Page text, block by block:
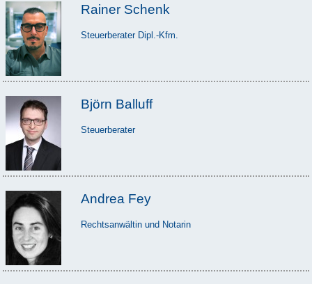
Rainer Schenk
Steuerberater Dipl.-Kfm.
Björn Balluff
Steuerberater
Andrea Fey
Rechtsanwältin und Notarin